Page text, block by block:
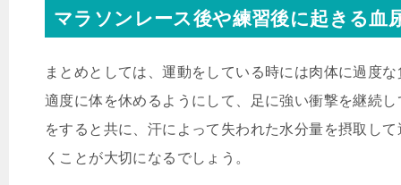
マラソンレース後や練習後に起きる血
まとめとしては、運動をしている時には肉体に過度
適度に体を休めるようにして、足に強い衝撃を継続
をすると共に、汗によって失われた水分量を摂取し
くことが大切になるでしょう。